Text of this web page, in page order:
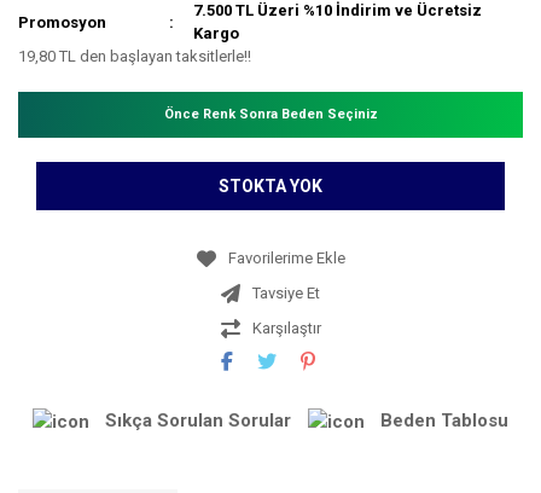
Promosyon
7.500 TL Üzeri %10 İndirim ve Ücretsiz
Kargo
19,80 TL den başlayan taksitlerle!!
Önce Renk Sonra Beden Seçiniz
STOKTA YOK
Tavsiye Et
Karşılaştır
Sıkça Sorulan Sorular Beden Tablosu